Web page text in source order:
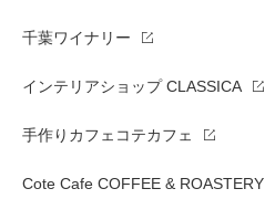
千葉ワイナリー
インテリアショップ CLASSICA
手作りカフェコテカフェ
Cote Cafe COFFEE & ROASTERY